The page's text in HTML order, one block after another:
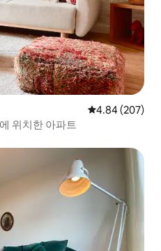
평점 4.84점(5
4.84 (207)
위치한 아파트